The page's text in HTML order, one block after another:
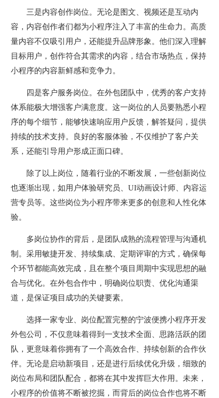
三是内容创作岗位。无论是图文、视频还是互动内
容，内容创作者们都为小程序注入了丰富的生命力。高质
量内容不仅吸引用户，还能提升品牌形象。他们深入理解
目标用户，创作符合其需求的内容，结合市场热点，保持
小程序的内容新鲜感和竞争力。
四是客户服务岗位。在外包团队中，优秀的客户支持
体系能极大增强客户满意度。这一岗位的人员要熟悉小程
序的每个细节，能够快速响应用户反馈，解答疑问，提供
持续的技术支持。良好的客服体验，不仅维护了客户关
系，还能引导用户形成正面口碑。
除了以上岗位，随着行业的不断发展，一些创新岗位
也逐渐出现，如用户体验研究员、UI动画设计师、内容运
营专员等。这些岗位为小程序带来更多的创意和人性化体
验。
多岗位协作的背后，是团队成熟的流程管理与沟通机
制。采用敏捷开发、持续集成、定期评审的方式，确保每
个环节都能高效完成，且在整个项目周期中实现思想的融
合与优化。在外包合作中，明确岗位职责、优化沟通渠
道，是保证项目成功的关键要素。
选择一家专业、岗位配置完整的宁波便携小程序开发
外包公司，不仅意味着得到一支技术全面、思路活跃的团
队，更意味着你拥有了一个高效合作、持续创新的合作伙
伴。无论是启动新项目，还是进行后续优化升级，细致的
岗位布局和团队配合，都将在其中发挥巨大作用。未来，
小程序的价值将不断被挖掘，而背后的岗位合作也将不断